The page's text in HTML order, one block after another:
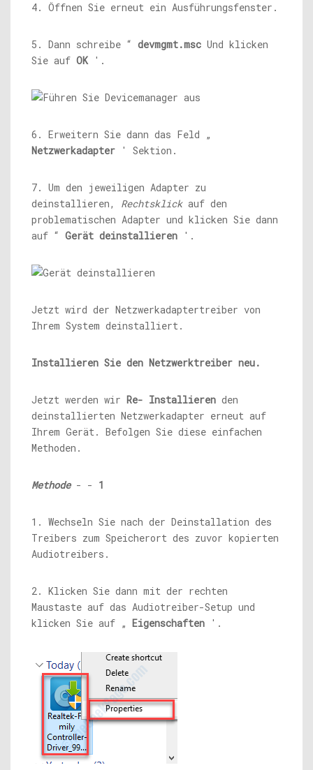
4. Öffnen Sie erneut ein Ausführungsfenster.
5. Dann schreibe “ devmgmt.msc Und klicken
Sie auf OK'.
6. Erweitern Sie dann das Feld „
Netzwerkadapter ' Sektion.
7. Um den jeweiligen Adapter zu
deinstallieren, Rechtsklickauf den
problematischen Adapter und klicken Sie dann
auf “ Gerät deinstallieren '.
Jetzt wird der Netzwerkadaptertreiber von
Ihrem System deinstalliert.
Installieren Sie den Netzwerktreiber neu.
Jetzt werden wir Re- Installieren den
deinstallierten Netzwerkadapter erneut auf
Ihrem Gerät. Befolgen Sie diese einfachen
Methoden.
Methode - - 1
1. Wechseln Sie nach der Deinstallation des
Treibers zum Speicherort des zuvor kopierten
Audiotreibers.
2. Klicken Sie dann mit der rechten
Maustaste auf das Audiotreiber-Setup und
klicken Sie auf „ Eigenschaften '.